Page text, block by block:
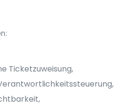
Ticketzuweisung,